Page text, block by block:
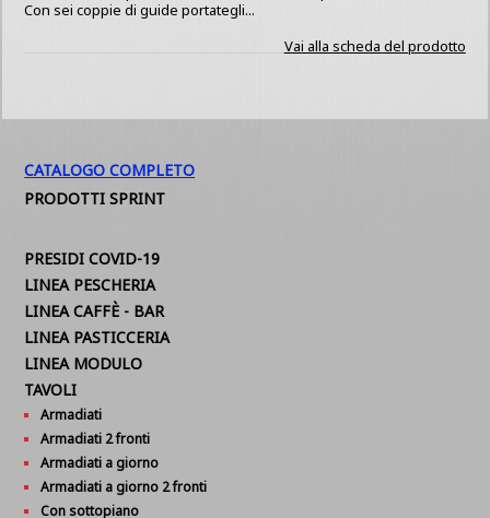
Con sei coppie di guide portategli...
Vai alla scheda del prodotto
CATALOGO COMPLETO
PRODOTTI SPRINT
PRESIDI COVID-19
LINEA PESCHERIA
LINEA CAFFÈ - BAR
LINEA PASTICCERIA
LINEA MODULO
TAVOLI
Armadiati
Armadiati 2 fronti
Armadiati a giorno
Armadiati a giorno 2 fronti
Con sottopiano